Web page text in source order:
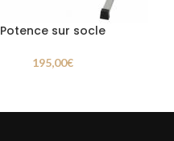
Potence sur socle
195,00€